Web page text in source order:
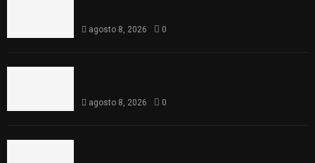
agosto 8, 2026 0
agosto 8, 2026 0